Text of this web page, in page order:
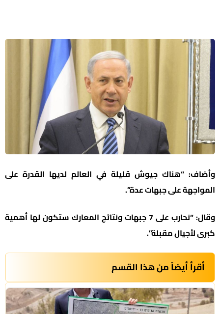
وأضاف: “هناك جيوش قليلة في العالم لديها القدرة على
المواجهة على جبهات عدة”.
وقال: “نحارب على 7 جبهات ونتائج المعارك ستكون لها أهمية
كبرى لأجيال مقبلة”.
أقرأ أيضاً من هذا القسم